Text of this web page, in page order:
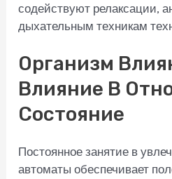
содействуют релаксации,
дыхательным техникам
Организм
Влияние В
Состояние
Постоянное занятие в
автоматы обеспечивает